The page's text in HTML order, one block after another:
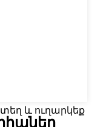
և ուղարկեք